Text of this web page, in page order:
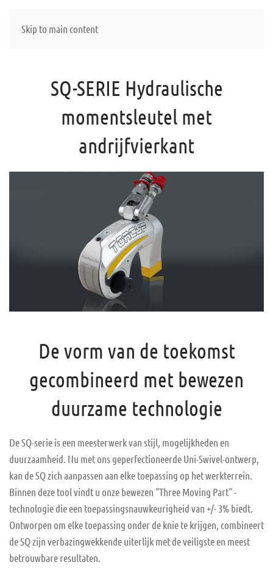
Skip to main content
SQ-SERIE Hydraulische
momentsleutel met
andrijfvierkant
De vorm van de toekomst
gecombineerd met bewezen
duurzame technologie
De SQ-serie is een meesterwerk van stijl, mogelijkheden en
duurzaamheid. Nu met ons geperfectioneerde Uni-Swivel-ontwerp,
kan de SQ zich aanpassen aan elke toepassing op het werkterrein.
Binnen deze tool vindt u onze bewezen "Three Moving Part" -
technologie die een toepassingsnauwkeurigheid van +/- 3% biedt.
Ontworpen om elke toepassing onder de knie te krijgen, combineert
de SQ zijn verbazingwekkende uiterlijk met de veiligste en meest
betrouwbare resultaten.